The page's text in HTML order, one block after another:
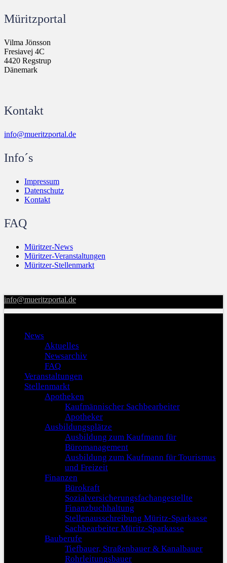
Müritzportal
Vilma Jönsson
Fresiavej 4C
4420 Regstrup
Dänemark
Kontakt
info@mueritzportal.de
Info´s
Impressum
Datenschutz
Kontakt
FAQ
Müritzer-News
Müritzer-Veranstaltungen
Müritzer-Stellenmarkt
info@mueritzportal.de
News
Aktuelles
Newsarchiv
FAQ
Veranstaltungen
Stellenmarkt
Apotheken
Kaufmännischer Sachbearbeiter
Apotheker
Ausbildungsplätze
Ausbildung zum Kaufmann für
Büromanagement
Ausbildung zum Kaufmann für Tourismus
und Freizeit
Finanzen
Bürokraft
Sozialversicherungsfachangestellte
Finanzbuchhaltung
Stellenausschreibung Müritz-Sparkasse
Sachbearbeiter Müritz-Sparkasse
Bauberufe
Tiefbauer, Straßenbauer & Kanalbauer
Rohrleitungsbauer